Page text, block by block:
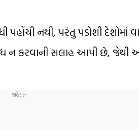
પહોંચી નથી, પરંતુ પડોશી
ન કરવાની સલાહ આપી છે,